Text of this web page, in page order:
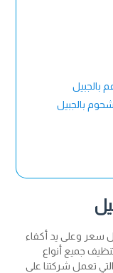
بالجبيل
بالجبيل
سعر وعلى يد أكفاء
جميع أنواع
تعمل شركتنا على